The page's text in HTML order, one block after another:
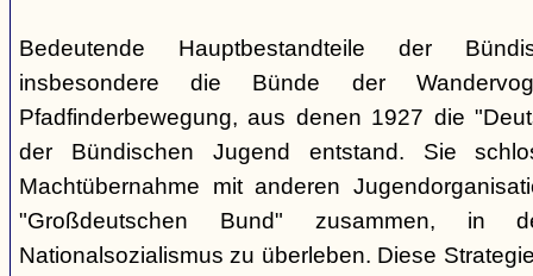
Bedeutende Hauptbestandteile der
insbesondere die Bünde der
Pfadfinderbewegung, aus denen 1927 die
der Bündischen Jugend entstand. Sie
Machtübernahme mit anderen
"Großdeutschen Bund" zusammen,
Nationalsozialismus zu überleben. Diese